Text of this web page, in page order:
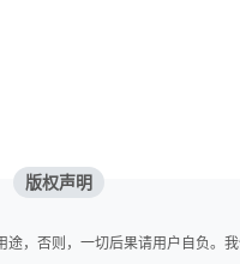
版权声明
，否则，一切后果请用户自负。